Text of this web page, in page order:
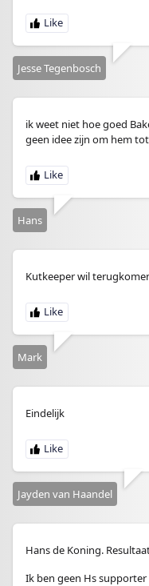
Jesse Tegenbosch
ik weet niet hoe goed
geen idee zijn om hem
Hans
Kutkeeper wil
Mark
Eindelijk
Jayden van Haandel
Hans de Koning.
Ik ben geen Hs